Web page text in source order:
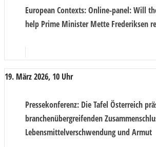
European Contexts: Online-panel: Will
help Prime Minister Mette Frederiksen
19. März 2026, 10 Uhr
Pressekonferenz: Die Tafel Österreich
branchenübergreifenden
Lebensmittelverschwendung und Armut